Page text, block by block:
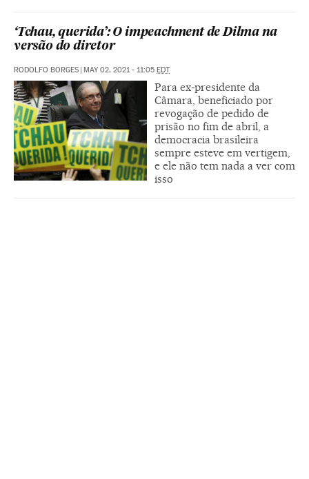
‘Tchau, querida’: O impeachment de Dilma na
versão do diretor
RODOLFO BORGES | MAY 02, 2021 - 11:05 EDT
Para ex-presidente da
Câmara, beneficiado por
revogação de pedido de
prisão no fim de abril, a
democracia brasileira
sempre esteve em vertigem,
e ele não tem nada a ver com
isso